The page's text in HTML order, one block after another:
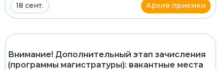
18 сент. Архив приемки
Внимание! Дополнительный этап зачисления
(программы магистратуры): вакантные места